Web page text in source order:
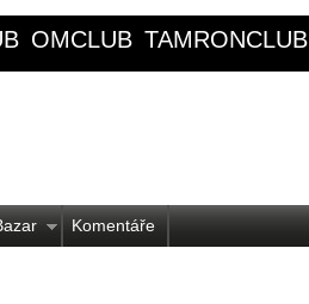
OMCLUB TAMRONCLUB
Komentáře